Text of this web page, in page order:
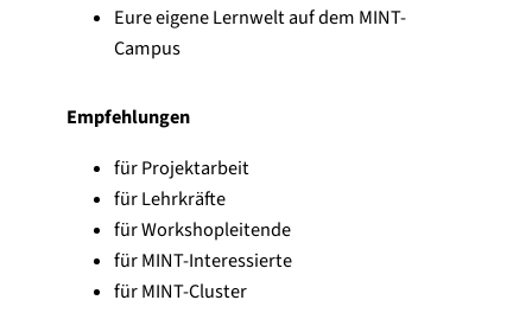
Eure eigene Lernwelt auf dem MINT-
Campus
Empfehlungen
für Projektarbeit
für Lehrkräfte
für Workshopleitende
für MINT-Interessierte
für MINT-Cluster